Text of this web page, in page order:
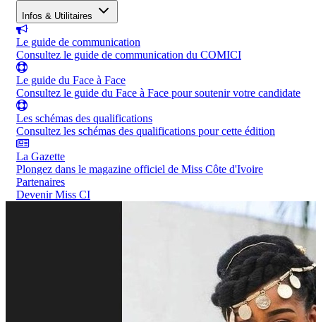
Infos & Utilitaires
Le guide de communication
Consultez le guide de communication du COMICI
Le guide du Face à Face
Consultez le guide du Face à Face pour soutenir votre candidate
Les schémas des qualifications
Consultez les schémas des qualifications pour cette édition
La Gazette
Plongez dans le magazine officiel de Miss Côte d'Ivoire
Partenaires
Devenir Miss CI